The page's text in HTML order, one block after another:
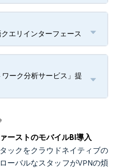
エリインターフェース
ーク分析サービス」提
ーストのモバイルBI導入
ックをクラウドネイティブの
ーバルなスタッフがVPNの煩